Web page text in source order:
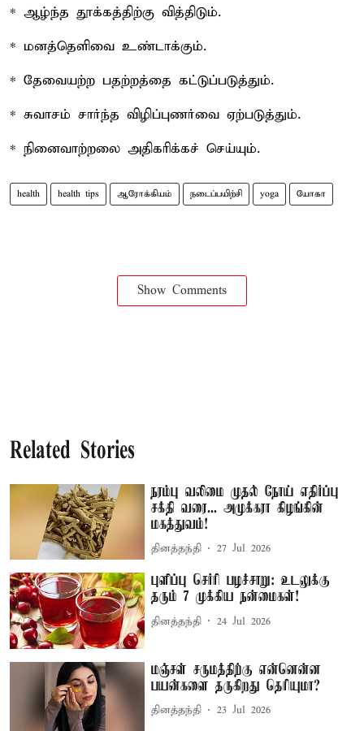
* ஆழ்ந்த தூக்கத்திற்கு வித்திடும்.
* மனத்தெளிவை உண்டாக்கும்.
* தேவையற்ற பதற்றத்தை கட்டுப்படுத்தும்.
* சுவாசம் சார்ந்த விழிப்புணர்வை ஏற்படுத்தும்.
* நினைவாற்றலை அதிகரிக்கச் செய்யும்.
health health tips ஆரோக்கியம் நடைப்பயிற்சி yoga யோகா
Show Comments
Related Stories
நரம்பு வலிமை முதல் நோய் எதிர்ப்பு
சக்தி வரை... அமுக்கரா கிழங்கின்
மகத்துவம்!
தினத்தந்தி 27 Jul 2026
புளிப்பு செர்ரி பழச்சாறு: உடலுக்கு
தரும் 7 முக்கிய நன்மைகள்!
தினத்தந்தி 24 Jul 2026
மஞ்சள் சருமத்திற்கு என்னென்ன
பயன்களை தருகிறது தெரியுமா?
தினத்தந்தி 23 Jul 2026